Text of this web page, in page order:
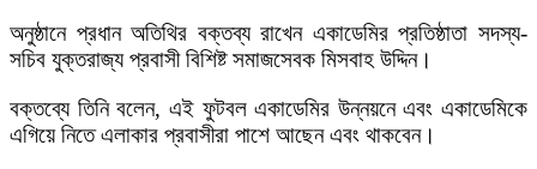
অনুষ্ঠানে প্রধান অতিথির বক্তব্য রাখেন একাডেমির প্রতিষ্ঠাতা সদস্য-
সচিব যুক্তরাজ্য প্রবাসী বিশিষ্ট সমাজসেবক মিসবাহ উদ্দিন।
বক্তব্যে তিনি বলেন, এই ফুটবল একাডেমির উন্নয়নে এবং একাডেমিকে
এগিয়ে নিতে এলাকার প্রবাসীরা পাশে আছেন এবং থাকবেন।